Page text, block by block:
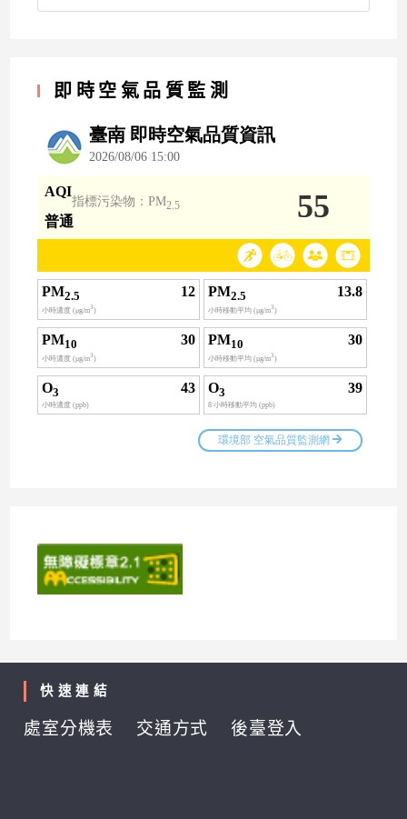
即時空氣品質監測
快速連結
處室分機表 交通方式 後臺登入